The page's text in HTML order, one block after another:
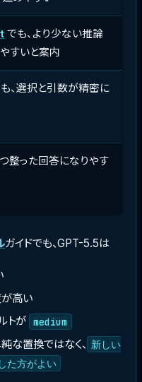
でも、より少ない推論
すいと案内
、選択と引数が精密に
整った回答になりやす
ガイドでも、GPT-5.5は
高い
トが medium
な置換ではなく、 新しい
た方がよい